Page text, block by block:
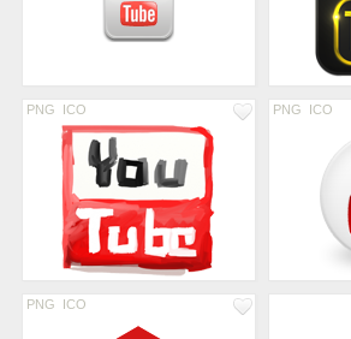
PNG ICO PNG ICO
PNG ICO